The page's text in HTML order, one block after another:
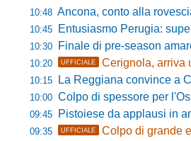
10:48 Ancona, conto alla rovescia per il
10:45 Entusiasmo Perugia: superata
10:30 Finale di pre-season amaro per la
10:20 UFFICIALE Cerignola, arriva
10:15 La Reggiana convince a
10:00 Colpo di spessore per
09:45 Pistoiese da applausi in
09:35 UFFICIALE Colpo di grande